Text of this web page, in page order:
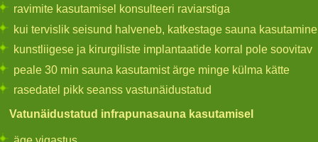
ravimite kasutamisel konsulteeri raviarstiga
kui tervislik seisund halveneb, katkestage sauna kasutamine
kunstliigese ja kirurgiliste implantaatide korral pole soovitav
peale 30 min sauna kasutamist ärge minge külma kätte
rasedatel pikk seanss vastunäidustatud
Vatunäidustatud infrapunasauna kasutamisel